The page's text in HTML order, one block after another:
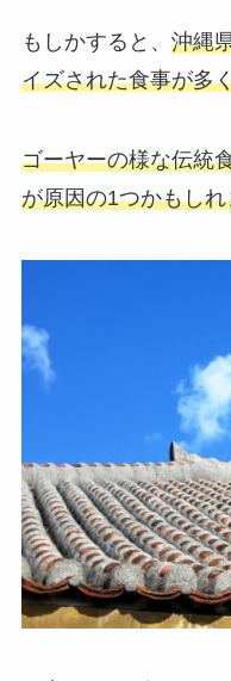
もしかすると、 沖縄
イズされた食事が多
ゴーヤーの様な伝統
が原因の1つかもし